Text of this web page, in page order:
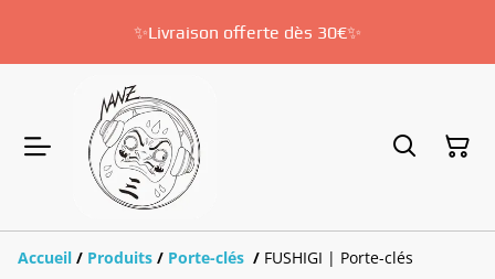
✨Livraison offerte dès 30€✨
Accueil / Produits / Porte-clés / FUSHIGI | Porte-clés